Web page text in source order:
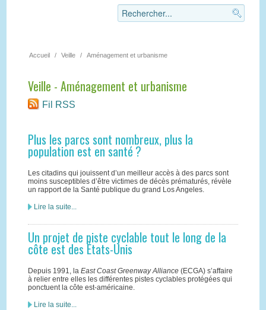
Accueil / Veille / Aménagement et urbanisme
Veille - Aménagement et urbanisme
Fil RSS
Plus les parcs sont nombreux, plus la
population est en santé ?
Les citadins qui jouissent d’un meilleur accès à des parcs sont
moins susceptibles d’être victimes de décès prématurés, révèle
un rapport de la Santé publique du grand Los Angeles.
Lire la suite...
Un projet de piste cyclable tout le long de la
côte est des États-Unis
Depuis 1991, la East Coast Greenway Alliance(ECGA) s’affaire
à relier entre elles les différentes pistes cyclables protégées qui
ponctuent la côte est-américaine.
Lire la suite...